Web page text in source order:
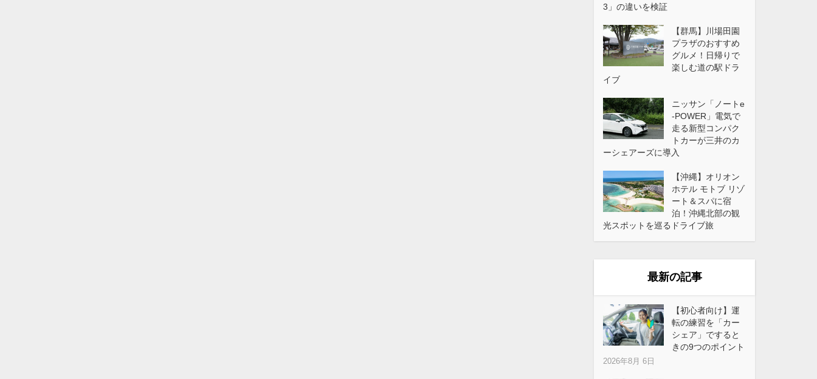
3」の違いを検証
【群馬】川場田園
プラザのおすすめ
グルメ！日帰りで
楽しむ道の駅ドラ
イブ
ニッサン「ノートe
-POWER」電気で
走る新型コンパク
トカーが三井のカ
ーシェアーズに導入
【沖縄】オリオン
ホテル モトブ リゾ
ート＆スパに宿
泊！沖縄北部の観
光スポットを巡るドライブ旅
最新の記事
【初心者向け】運
転の練習を「カー
シェア」ですると
きの9つのポイント
2026年8月 6日